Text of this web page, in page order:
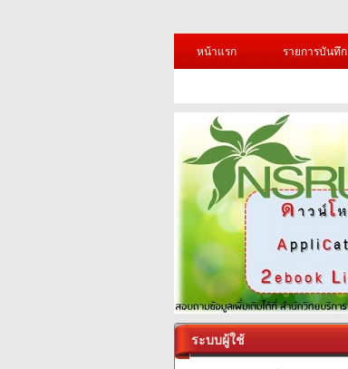
หน้าแรก
รายการบันทึก
ระบบผู้ใช้